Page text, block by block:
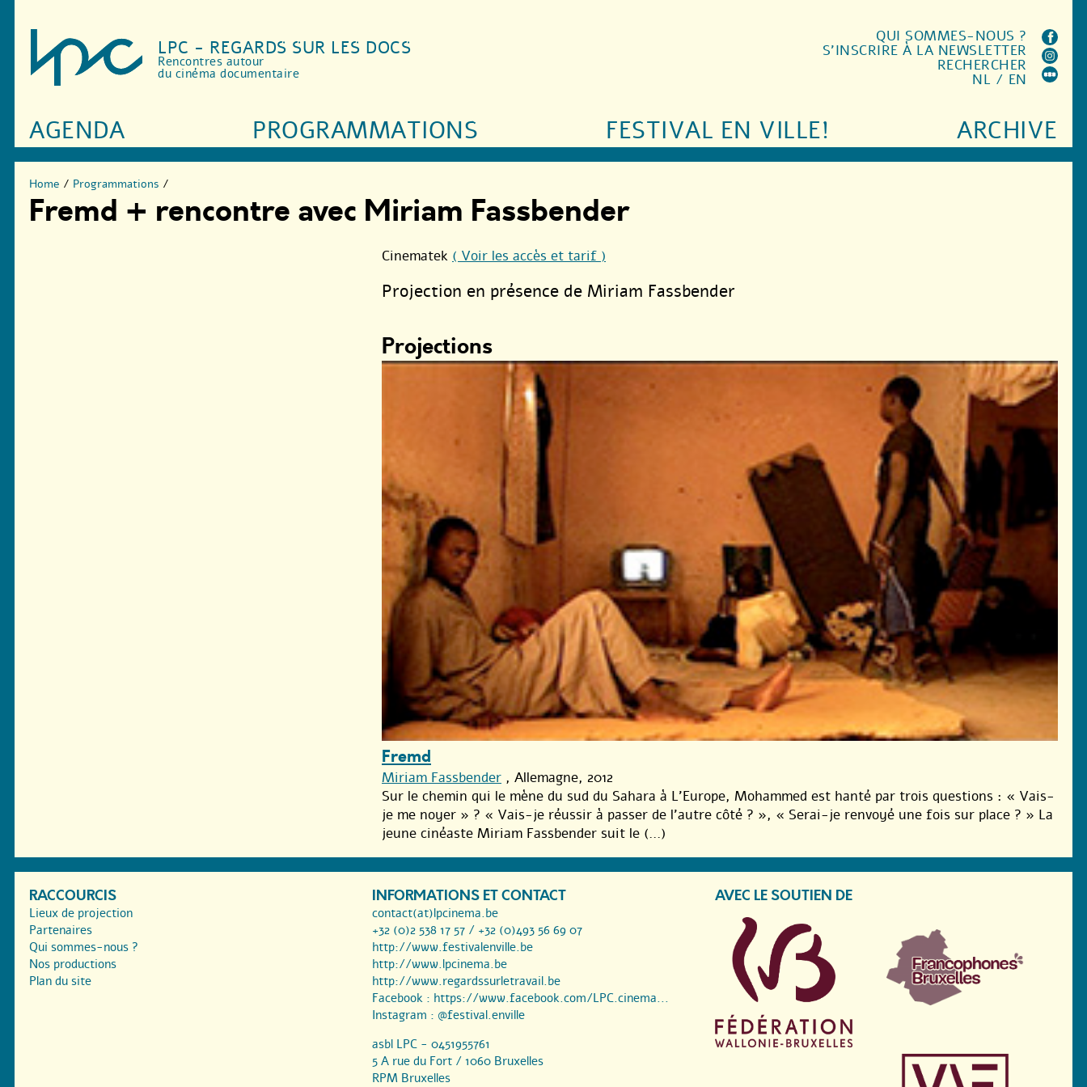
LPC - REGARDS SUR LES DOCS
Rencontres autour
du cinéma documentaire
AGENDA PROGRAMMATIONS FESTIVAL EN VILLE! ARCHIVE
QUI SOMMES-NOUS ?
S'INSCRIRE À LA NEWSLETTER
RECHERCHER
NL / EN
Home / Programmations /
Fremd + rencontre avec Miriam Fassbender
Cinematek ( Voir les accès et tarif )
Projection en présence de Miriam Fassbender
Projections
Fremd
Miriam Fassbender , Allemagne, 2012
Sur le chemin qui le mène du sud du Sahara à L’Europe, Mohammed est hanté par trois questions : « Vais-
je me noyer » ? « Vais-je réussir à passer de l’autre côté ? », « Serai-je renvoyé une fois sur place ? » La
jeune cinéaste Miriam Fassbender suit le (...)
RACCOURCIS
Lieux de projection
Partenaires
Qui sommes-nous ?
Nos productions
Plan du site
INFORMATIONS ET CONTACT
contact(at)lpcinema.be
+32 (0)2 538 17 57 / +32 (0)493 56 69 07
http://www.festivalenville.be
http://www.lpcinema.be
http://www.regardssurletravail.be
Facebook : https://www.facebook.com/LPC.cinema...
Instagram : @festival.enville
asbl LPC - 0451955761
5 A rue du Fort / 1060 Bruxelles
RPM Bruxelles
AVEC LE SOUTIEN DE